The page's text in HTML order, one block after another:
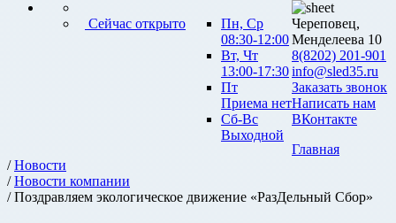
Сейчас открыто
Пн, Ср
08:30-12:00
Вт, Чт
13:00-17:30
Пт
Приема нет
Сб-Вс
Выходной
Череповец,
Менделеева 10
8(8202) 201-901
info@sled35.ru
Заказать звонок
Написать нам
ВКонтакте
Главная
/Новости
/Новости компании
/ Поздравляем экологическое движение «РазДельный Сбор»